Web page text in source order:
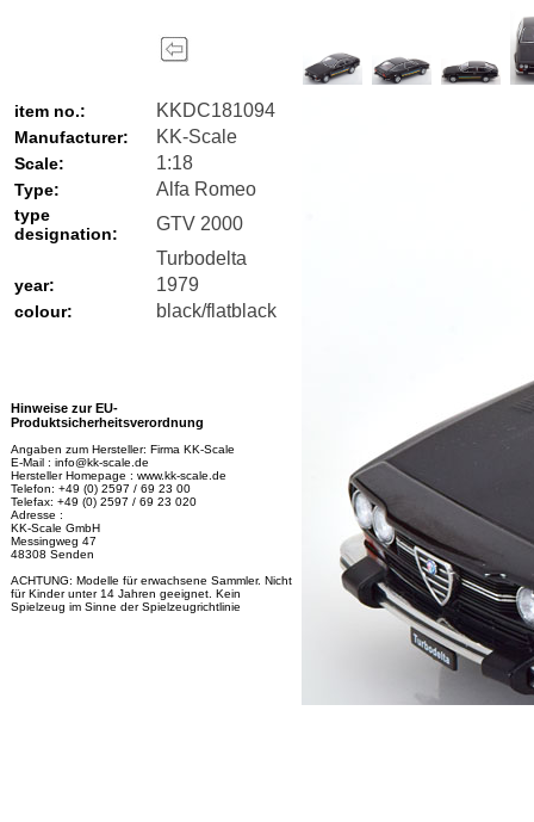
item no.: KKDC181094
Manufacturer: KK-Scale
Scale: 1:18
Type: Alfa Romeo
type
designation:
GTV 2000
Turbodelta
year: 1979
colour: black/flatblack
Hinweise zur EU-
Produktsicherheitsverordnung
Angaben zum Hersteller: Firma KK-Scale
E-Mail : info@kk-scale.de
Hersteller Homepage : www.kk-scale.de
Telefon: +49 (0) 2597 / 69 23 00
Telefax: +49 (0) 2597 / 69 23 020
Adresse :
KK-Scale GmbH
Messingweg 47
48308 Senden
ACHTUNG: Modelle für erwachsene Sammler. Nicht
für Kinder unter 14 Jahren geeignet. Kein
Spielzeug im Sinne der Spielzeugrichtlinie